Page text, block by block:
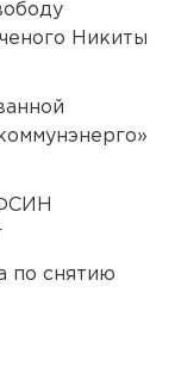
Никиты
по снятию